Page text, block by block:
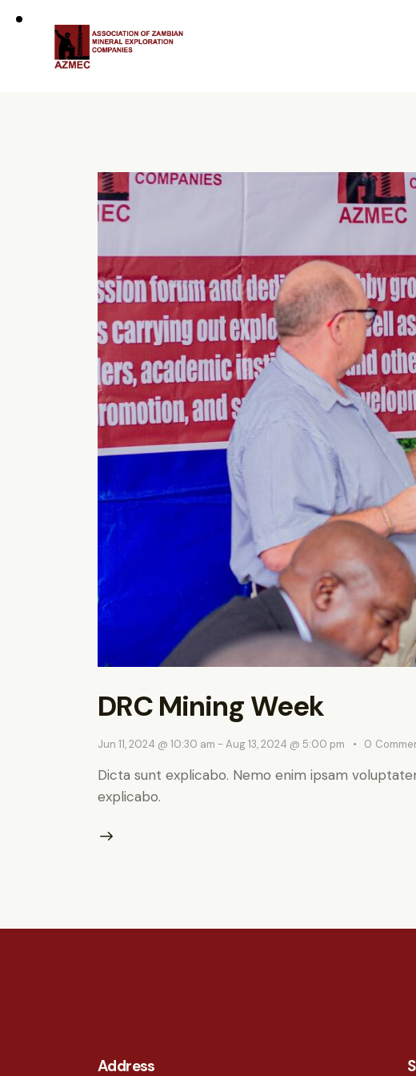
DRC Mining Week
Jun 11, 2024 @ 10:30 am - Aug 13, 2024 @ 5:00 pm 0
Dicta sunt explicabo. Nemo enim ipsam
explicabo.
Address